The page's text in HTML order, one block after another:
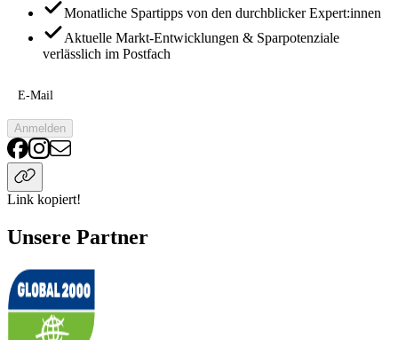
Monatliche Spartipps von den durchblicker Expert:innen
Aktuelle Markt-Entwicklungen & Sparpotenziale
verlässlich im Postfach
E-Mail
Anmelden
Link kopiert!
Unsere Partner